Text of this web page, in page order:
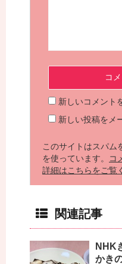
新しいコメント
新しい投稿をメ
このサイトはスパム
を使っています。
コ
詳細はこちらをご覧
関連記事
NHK
かき